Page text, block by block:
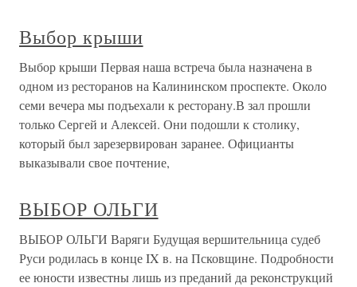
Выбор крыши
Выбор крыши Первая наша встреча была назначена в
одном из ресторанов на Калининском проспекте. Около
семи вечера мы подъехали к ресторану.В зал прошли
только Сергей и Алексей. Они подошли к столику,
который был зарезервирован заранее. Официанты
выказывали свое почтение,
ВЫБОР ОЛЬГИ
ВЫБОР ОЛЬГИ Варяги Будущая вершительница судеб
Руси родилась в конце IX в. на Псковщине. Подробности
ее юности известны лишь из преданий да реконструкций